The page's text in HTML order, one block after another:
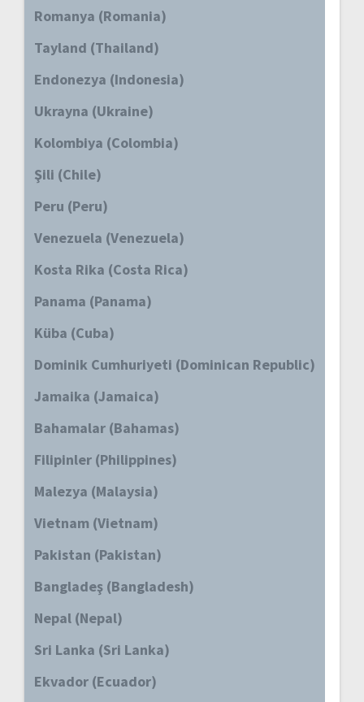
Romanya (Romania)
Tayland (Thailand)
Endonezya (Indonesia)
Ukrayna (Ukraine)
Kolombiya (Colombia)
Şili (Chile)
Peru (Peru)
Venezuela (Venezuela)
Kosta Rika (Costa Rica)
Panama (Panama)
Küba (Cuba)
Dominik Cumhuriyeti (Dominican Republic)
Jamaika (Jamaica)
Bahamalar (Bahamas)
Filipinler (Philippines)
Malezya (Malaysia)
Vietnam (Vietnam)
Pakistan (Pakistan)
Bangladeş (Bangladesh)
Nepal (Nepal)
Sri Lanka (Sri Lanka)
Ekvador (Ecuador)